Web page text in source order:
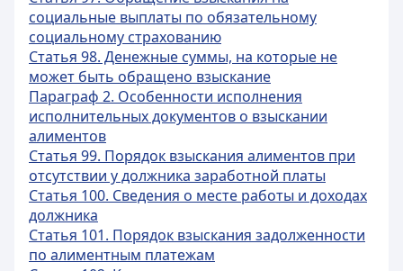
социальные выплаты по обязательному
социальному страхованию
Статья 98. Денежные суммы, на которые не
может быть обращено взыскание
Параграф 2. Особенности исполнения
исполнительных документов о взыскании
алиментов
Статья 99. Порядок взыскания алиментов при
отсутствии у должника заработной платы
Статья 100. Сведения о месте работы и доходах
должника
Статья 101. Порядок взыскания задолженности
по алиментным платежам